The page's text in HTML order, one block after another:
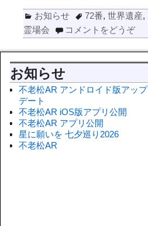
お知らせ 72番,世界遺産,
霊場会
コメントをどうぞ
お知らせ
不老松AR アンドロイド版アップ
デート
不老松AR iOS版アプリ公開
不老松AR アプリ公開
星に願いを 七夕巡り2026
不老松AR